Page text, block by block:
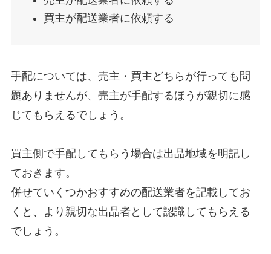
買主が配送業者に依頼する
手配については、売主・買主どちらが行っても問
題ありませんが、売主が手配するほうが親切に感
じてもらえるでしょう。
買主側で手配してもらう場合は出品地域を明記し
ておきます。
併せていくつかおすすめの配送業者を記載してお
くと、より親切な出品者として認識してもらえる
でしょう。